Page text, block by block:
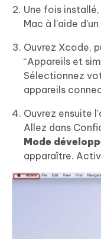
Une fois
Mac à l'aide d'un
Ouvrez Xcode,
“Appareils et
Sélectionnez
appareils
Ouvrez ensuite
Allez dans
Mode
apparaître.